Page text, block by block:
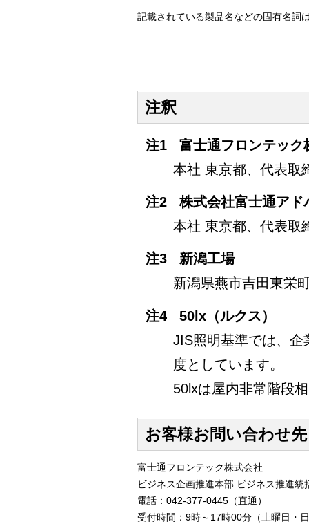
記載されている製品名などの固有名詞
注釈
注1
富士通フロンテック
本社 東京都、代表取
注2
株式会社富士通アド
本社 東京都、代表取
注3
新潟工場
新潟県燕市吉田東栄
注4
50lx（ルクス）
JIS照明基準では、企
度としています。
50lxは屋内非常階段
お客様お問い合わせ先
富士通フロンテック株式会社
ビジネス企画推進本部 ビジネス推進
電話：042-377-0445（直通）
受付時間：9時～17時00分（土曜日・